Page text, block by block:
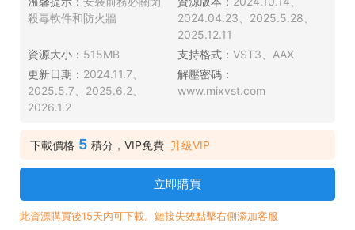
殺毒軟件和防火牆
2024.04.23、2025.5.28、
2025.12.11
資源大小： 515MB 支持格式： VST3、AAX
更新日期： 2024.11.7、
2025.5.7、2025.6.2、
2026.1.2
解壓密碼：
www.mixvst.com
下載價格 5 積分，VIP免費 升級VIP
立即購買
此資源購買後15天内可下載。鏈接失效點擊右側添加客服